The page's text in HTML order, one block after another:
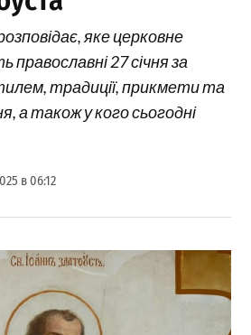
яке церковне
православні 27 січня за
традиції, прикмети та
а також у кого сьогодні
в 06:12